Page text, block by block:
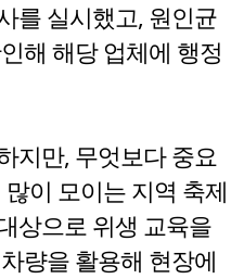
를 실시했고, 원인균
해 해당 업체에 행정
지만, 무엇보다 중요
이 모이는 지역 축제
상으로 위생 교육을
량을 활용해 현장에